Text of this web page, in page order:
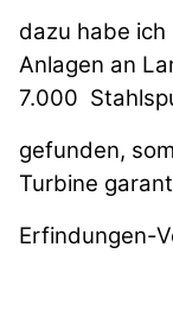
dazu habe
Anlagen an
7.000
gefunden,
Turbine
Erfindungen-